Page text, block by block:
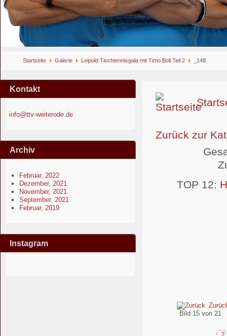
Startseite Galerie Leipold Tischtennisgala mit Timo Boll Teil 2 _148
Kontakt
info@ttv-weiterode.de
Archiv
Februar, 2022
Dezember, 2021
November, 2021
September, 2021
Februar, 2019
Instagram
Zurück zur
TOP 12:
Bild 15 von 21